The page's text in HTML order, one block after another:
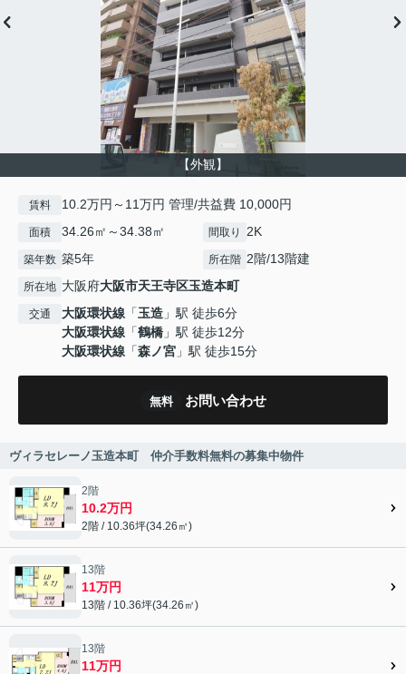
【外観】
賃料 10.2万円～11万円 管理/共益費 10,000円
面積 34.26㎡～34.38㎡ 間取り 2K
築年数 築5年 所在階 2階/13階建
所在地 大阪府大阪市天王寺区玉造本町
交通 大阪環状線 「玉造 」駅 徒歩6分
大阪環状線 「鶴橋 」駅 徒歩12分
大阪環状線 「森ノ宮 」駅 徒歩15分
無料 お問い合わせ
ヴィラセレーノ玉造本町 仲介手数料無料の募集中物件
2階
10.2万円
2階 / 10.36坪(34.26㎡)
13階
11万円
13階 / 10.36坪(34.26㎡)
13階
11万円